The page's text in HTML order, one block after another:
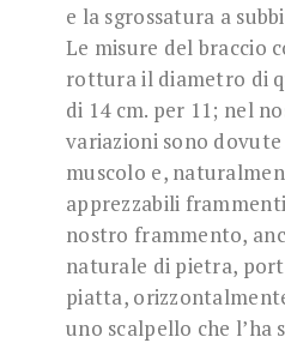
e la sgrossatura a
Le misure del braccio
rottura il diametro di
di 14 cm. per 11; nel
variazioni sono
muscolo e,
apprezzabili
nostro frammento,
naturale di pietra,
piatta,
uno scalpello che l’ha